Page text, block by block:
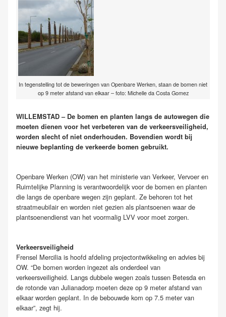
In tegenstelling tot de beweringen van Openbare Werken, staan de bomen niet
op 9 meter afstand van elkaar – foto: Michelle da Costa Gomez
WILLEMSTAD – De bomen en planten langs de autowegen die
moeten dienen voor het verbeteren van de verkeersveiligheid,
worden slecht of niet onderhouden. Bovendien wordt bij
nieuwe beplanting de verkeerde bomen gebruikt.
Openbare Werken (OW) van het ministerie van Verkeer, Vervoer en
Ruimtelijke Planning is verantwoordelijk voor de bomen en planten
die langs de openbare wegen zijn geplant. Ze behoren tot het
straatmeubilair en worden niet gezien als plantsoenen waar de
plantsoenendienst van het voormalig LVV voor moet zorgen.
Verkeersveiligheid
Frensel Mercilia is hoofd afdeling projectontwikkeling en advies bij
OW. “De bomen worden ingezet als onderdeel van
verkeersveiligheid. Langs dubbele wegen zoals tussen Betesda en
de rotonde van Julianadorp moeten deze op 9 meter afstand van
elkaar worden geplant. In de bebouwde kom op 7.5 meter van
elkaar”, zegt hij.